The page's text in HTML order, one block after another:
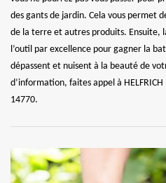
des gants de jardin. Cela vous permet
de la terre et autres produits. Ensuite,
l’outil par excellence pour gagner la
dépassent et nuisent à la beauté de
d’information, faites appel à
14770.